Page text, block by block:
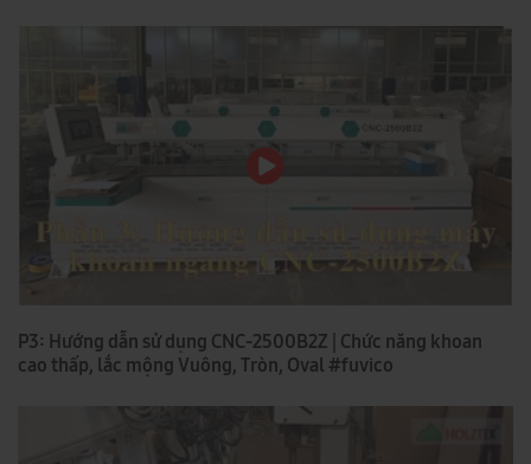
P3: Hướng dẫn sử dụng CNC-2500B2Z | Chức năng khoan
cao thấp, lắc mộng Vuông, Tròn, Oval #fuvico